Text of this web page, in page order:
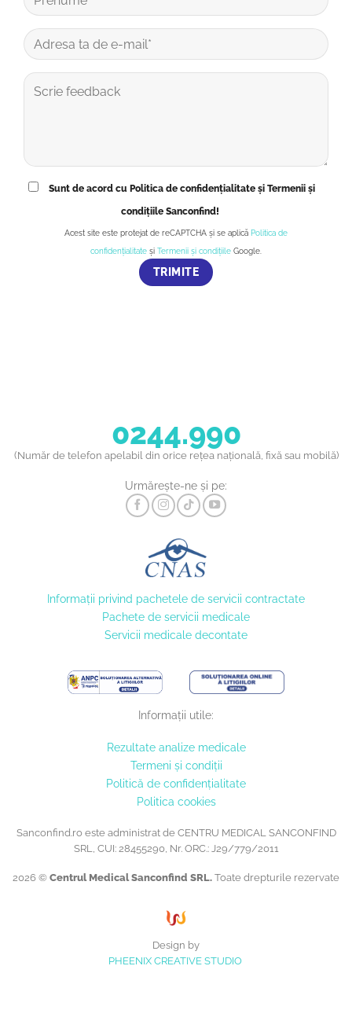
Sunt de acord cu Politica de confidențialitate și Termenii și
condițiile Sanconfind!
Acest site este protejat de reCAPTCHA și se aplică Politica de
confidențialitate și Termenii și condițiile Google.
0244.990
(Număr de telefon apelabil din orice rețea națională, fixă sau mobilă)
Urmărește-ne și pe:
Informaţii privind pachetele de servicii contractate
Pachete de servicii medicale
Servicii medicale decontate
Informații utile:
Rezultate analize medicale
Termeni și condiții
Politică de confidențialitate
Politica cookies
Sanconfind.ro este administrat de CENTRU MEDICAL SANCONFIND
SRL, CUI: 28455290, Nr. ORC.: J29/779/2011
2026 © Centrul Medical Sanconfind SRL. Toate drepturile rezervate
Design by
PHEENIX CREATIVE STUDIO